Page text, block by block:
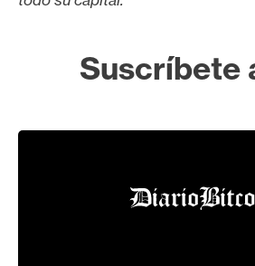
Suscríbete